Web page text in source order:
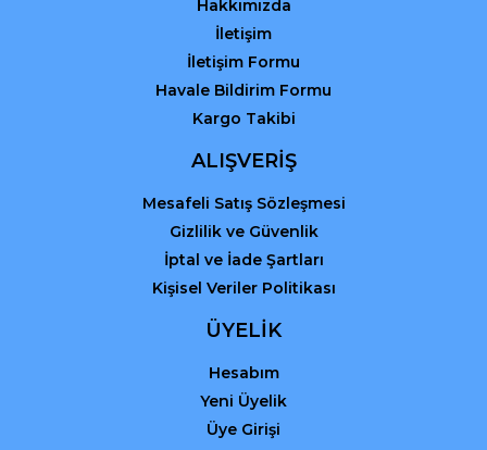
Gönder
Hakkımızda
İletişim
İletişim Formu
Havale Bildirim Formu
Kargo Takibi
ALIŞVERİŞ
Mesafeli Satış Sözleşmesi
Gizlilik ve Güvenlik
İptal ve İade Şartları
Kişisel Veriler Politikası
ÜYELİK
Hesabım
Yeni Üyelik
Üye Girişi